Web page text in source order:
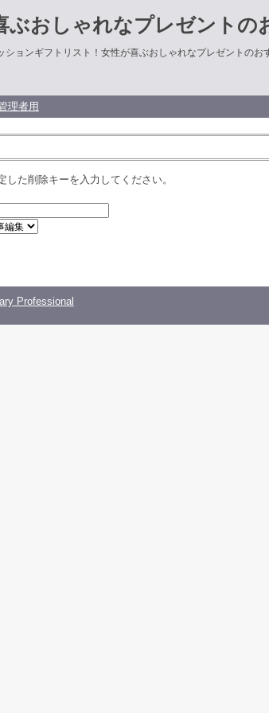
ぶおしゃれなプレゼントの
ションギフトリスト！女性が喜ぶおしゃれなプレゼントのお
理者用
した削除キーを入力してください。
Professional